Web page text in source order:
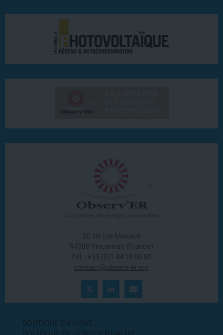
20 ter rue Massue
94300 Vincennes (France)
Tél. : +33 (0)1 44 18 00 80
contact@observ-er.org
BOUTIQUE EN LIGNE
POLITIQUE DE CONFIDENTIALITÉ